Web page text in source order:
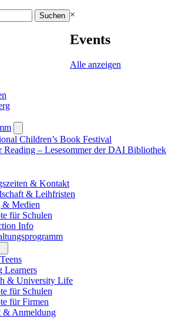
×
Events
Alle anzeigen
submenu
Children’s Book Festival
Reading – Lesesommer der DAI Bibliothek
& Kontakt
& Leihfristen
& Medien
für Schulen
Info
submenu
Learners
& University Life
für Schulen
für Firmen
& Anmeldung